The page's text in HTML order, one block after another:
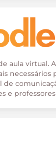
aula virtual.
necessários
de
e